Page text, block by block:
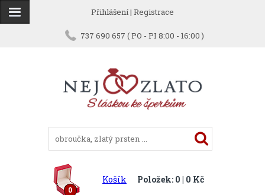
Přihlášení| Registrace
737 690 657 ( PO - PI 8:00 - 16:00 )
0
Košík Položek: 0 | 0 Kč